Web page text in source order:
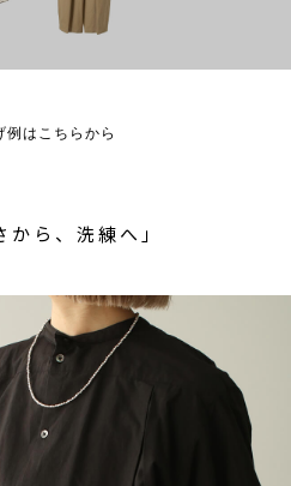
例はこちらから
から、洗練へ」